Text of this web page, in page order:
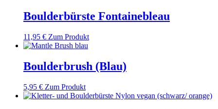
Boulderbürste Fontainebleau
11,95 € Zum Produkt
Boulderbrush (Blau)
5,95 € Zum Produkt